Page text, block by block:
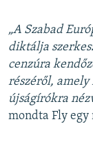
„A Szabad
diktálja
cenzúra
részéről, amely
újságírókra
mondta Fly